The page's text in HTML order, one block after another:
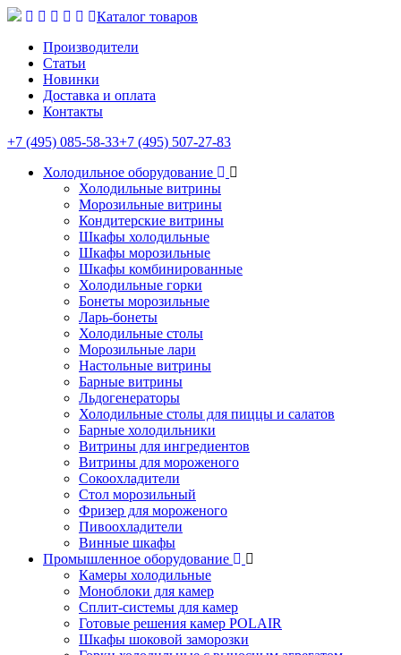
Каталог товаров
Производители
Статьи
Новинки
Доставка и оплата
Контакты
+7 (495) 085-58-33+7 (495) 507-27-83
Холодильное оборудование
Холодильные витрины
Морозильные витрины
Кондитерские витрины
Шкафы холодильные
Шкафы морозильные
Шкафы комбинированные
Холодильные горки
Бонеты морозильные
Ларь-бонеты
Холодильные столы
Морозильные лари
Настольные витрины
Барные витрины
Льдогенераторы
Холодильные столы для пиццы и салатов
Барные холодильники
Витрины для ингредиентов
Витрины для мороженого
Сокоохладители
Стол морозильный
Фризер для мороженого
Пивоохладители
Винные шкафы
Промышленное оборудование
Камеры холодильные
Моноблоки для камер
Сплит-системы для камер
Готовые решения камер POLAIR
Шкафы шоковой заморозки